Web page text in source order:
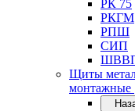
РК 75
РКГМ
РПШ
СИП
Щиты
монтажные